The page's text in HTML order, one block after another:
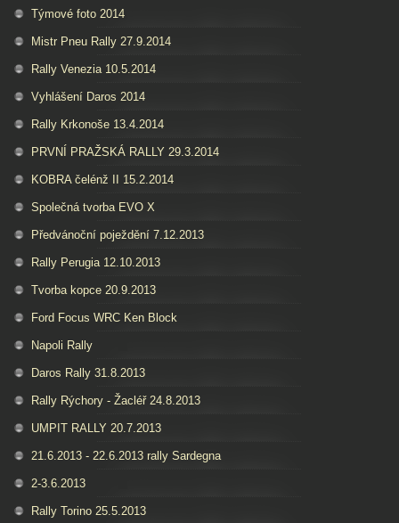
Týmové foto 2014
Mistr Pneu Rally 27.9.2014
Rally Venezia 10.5.2014
Vyhlášení Daros 2014
Rally Krkonoše 13.4.2014
PRVNÍ PRAŽSKÁ RALLY 29.3.2014
KOBRA čelénž II 15.2.2014
Společná tvorba EVO X
Předvánoční poježdění 7.12.2013
Rally Perugia 12.10.2013
Tvorba kopce 20.9.2013
Ford Focus WRC Ken Block
Napoli Rally
Daros Rally 31.8.2013
Rally Rýchory - Žacléř 24.8.2013
UMPIT RALLY 20.7.2013
21.6.2013 - 22.6.2013 rally Sardegna
2-3.6.2013
Rally Torino 25.5.2013